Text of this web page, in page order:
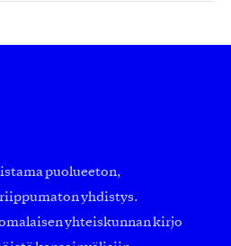
puolueeton,
yhdistys.
yhteiskunnan kirjo